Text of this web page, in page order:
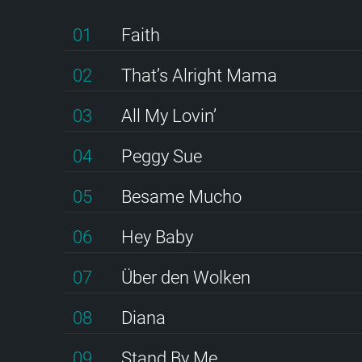
01
Faith
02
That’s Alright Mama
03
All My Lovin’
04
Peggy Sue
05
Besame Mucho
06
Hey Baby
07
Über den Wolken
08
Diana